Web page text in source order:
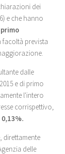
dei
e che hanno
primo
facoltà prevista
dalle
e di primo
l'intero
corrispettivo,
0,13%.
direttamente
delle